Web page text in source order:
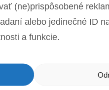
(ne)prispôsobené
alebo jedinečné ID
a funkcie.